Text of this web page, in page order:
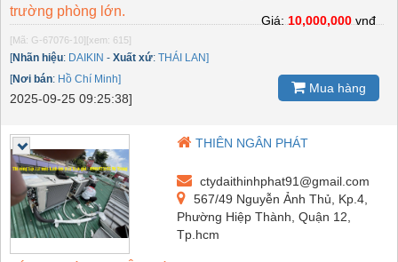
trường phòng lớn.
[Mã: G-67076-10][xem: 615]
[Nhãn hiệu: DAIKIN - Xuất xứ: THÁI LAN]
[Nơi bán: Hồ Chí Minh]
2025-09-25 09:25:38]
Giá: 10,000,000 vnđ
Mua hàng
THIÊN NGÂN PHÁT
ctydaithinhphat91@gmail.com
567/49 Nguyễn Ảnh Thủ, Kp.4,
Phường Hiệp Thành, Quận 12,
Tp.hcm